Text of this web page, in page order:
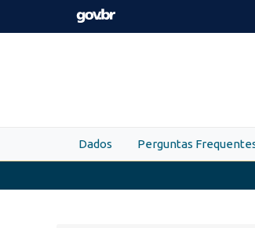
Skip to main content
Dados Perguntas